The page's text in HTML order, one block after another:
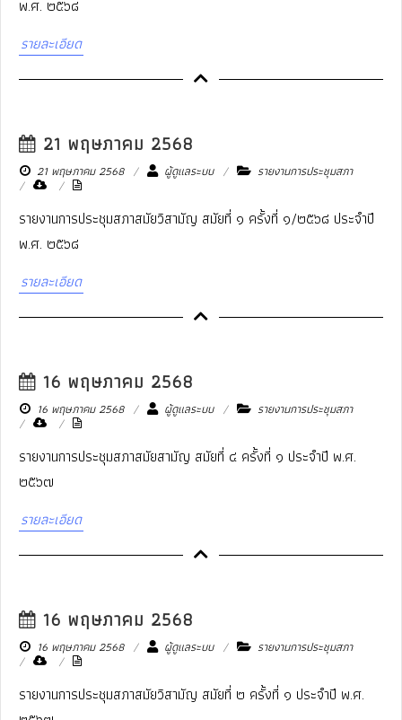
พ.ศ. ๒๕๖๘
รายละเอียด
21 พฤษภาคม 2568
21 พฤษภาคม 2568 ผู้ดูแลระบบ รายงานการประชุมสภา
รายงานการประชุมสภาสมัยวิสามัญ สมัยที่ ๑ ครั้งที่ ๑/๒๕๖๘ ประจำปี
พ.ศ. ๒๕๖๘
รายละเอียด
16 พฤษภาคม 2568
16 พฤษภาคม 2568 ผู้ดูแลระบบ รายงานการประชุมสภา
รายงานการประชุมสภาสมัยสามัญ สมัยที่ ๔ ครั้งที่ ๑ ประจำปี พ.ศ.
๒๕๖๗
รายละเอียด
16 พฤษภาคม 2568
16 พฤษภาคม 2568 ผู้ดูแลระบบ รายงานการประชุมสภา
รายงานการประชุมสภาสมัยวิสามัญ สมัยที่ ๒ ครั้งที่ ๑ ประจำปี พ.ศ.